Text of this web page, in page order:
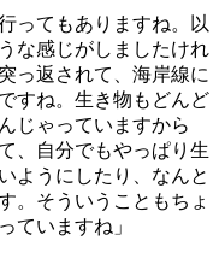
ってもありますね。以
な感じがしましたけれ
っ返されて、海岸線に
すね。生き物もどんど
じゃっていますから
、自分でもやっぱり生
ようにしたり、なんと
。そういうこともちょ
ていますね」